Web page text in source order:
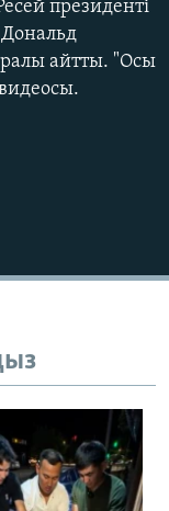
президенті
айтты. "Осы